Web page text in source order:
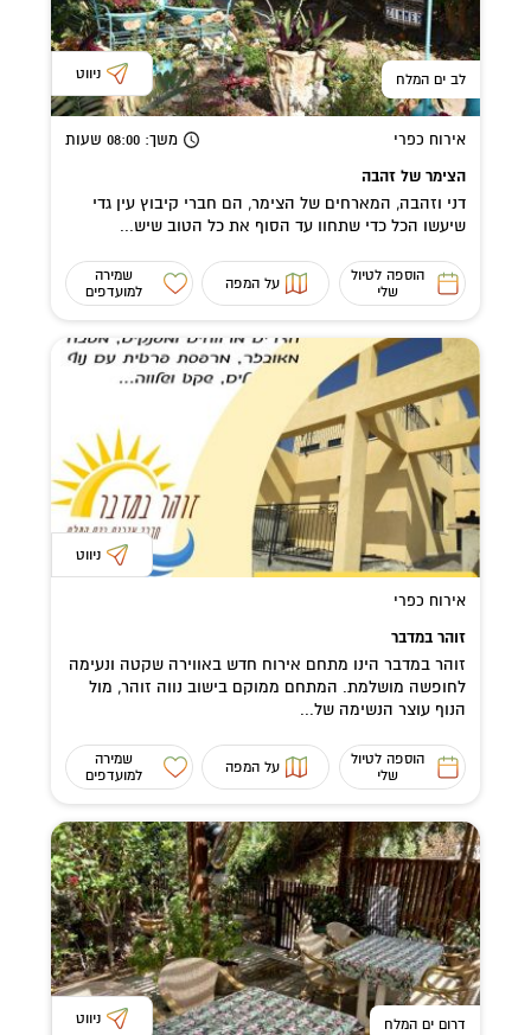
לב ים המלח ניווט
אירוח כפרי משך: 08:00 שעות
הצימר של זהבה
דני וזהבה, המארחים של הצימר, הם חברי קיבוץ עין גדי
שיעשו הכל כדי שתחוו עד הסוף את כל הטוב שיש...
הוספה לטיול
שלי
על המפה
שמירה
למועדפים
ניווט
אירוח כפרי
זוהר במדבר
זוהר במדבר הינו מתחם אירוח חדש באווירה שקטה ונעימה
לחופשה מושלמת. המתחם ממוקם בישוב נווה זוהר, מול
הנוף עוצר הנשימה של...
הוספה לטיול
שלי
על המפה
שמירה
למועדפים
דרום ים המלח ניווט